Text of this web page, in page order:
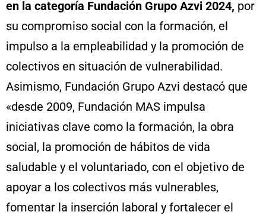
en la categoría Fundación Grupo Azvi 2024, por
su compromiso social con la formación, el
impulso a la empleabilidad y la promoción de
colectivos en situación de vulnerabilidad.
Asimismo, Fundación Grupo Azvi destacó que
«desde 2009, Fundación MAS impulsa
iniciativas clave como la formación, la obra
social, la promoción de hábitos de vida
saludable y el voluntariado, con el objetivo de
apoyar a los colectivos más vulnerables,
fomentar la inserción laboral y fortalecer el